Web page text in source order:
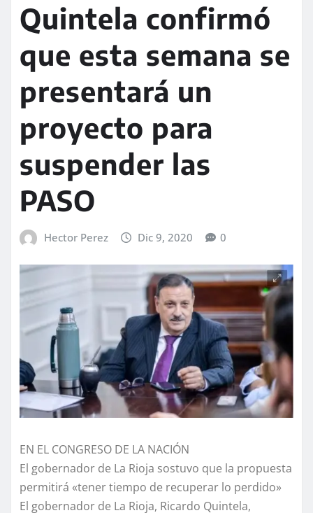
Quintela confirmó
que esta semana se
presentará un
proyecto para
suspender las
PASO
Hector Perez Dic 9, 2020 0
EN EL CONGRESO DE LA NACIÓN
El gobernador de La Rioja sostuvo que la propuesta
permitirá «tener tiempo de recuperar lo perdido»
El gobernador de La Rioja, Ricardo Quintela,